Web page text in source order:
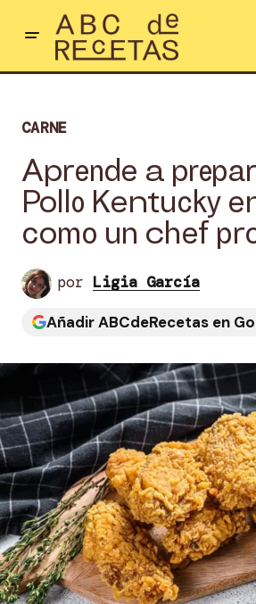
CARNE
Aprende a
Pollo Kentucky
como un chef
por Ligia García
Añadir ABCdeRecetas en